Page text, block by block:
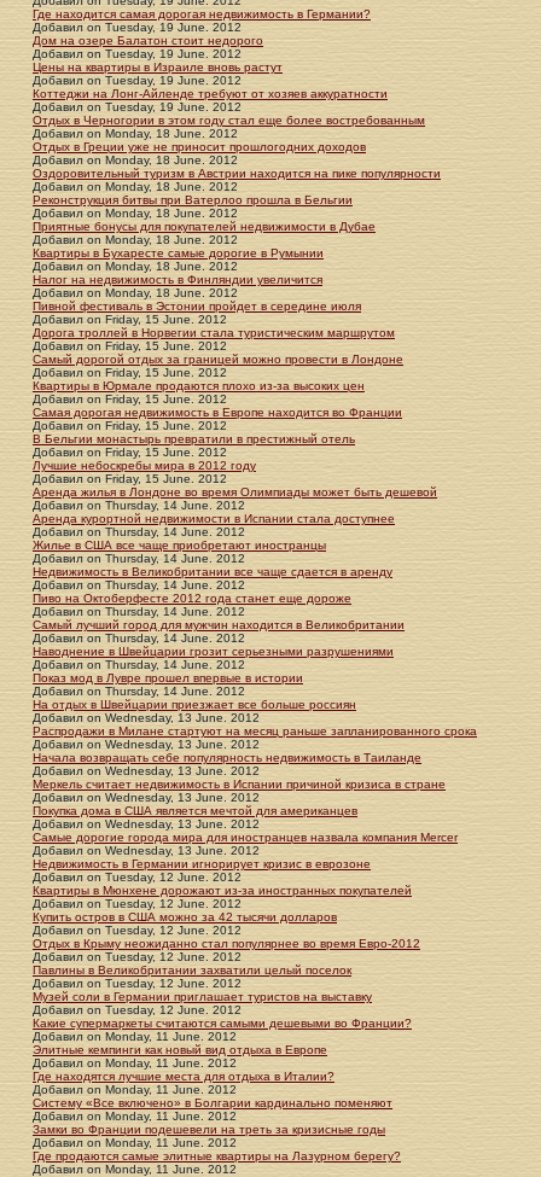
Где находится самая дорогая недвижимость в Германии?
Добавил on Tuesday, 19 June. 2012
Дом на озере Балатон стоит недорого
Добавил on Tuesday, 19 June. 2012
Цены на квартиры в Израиле вновь растут
Добавил on Tuesday, 19 June. 2012
Коттеджи на Лонг-Айленде требуют от хозяев аккуратности
Добавил on Tuesday, 19 June. 2012
Отдых в Черногории в этом году стал еще более востребованным
Добавил on Monday, 18 June. 2012
Отдых в Греции уже не приносит прошлогодних доходов
Добавил on Monday, 18 June. 2012
Оздоровительный туризм в Австрии находится на пике популярности
Добавил on Monday, 18 June. 2012
Реконструкция битвы при Ватерлоо прошла в Бельгии
Добавил on Monday, 18 June. 2012
Приятные бонусы для покупателей недвижимости в Дубае
Добавил on Monday, 18 June. 2012
Квартиры в Бухаресте самые дорогие в Румынии
Добавил on Monday, 18 June. 2012
Налог на недвижимость в Финляндии увеличится
Добавил on Monday, 18 June. 2012
Пивной фестиваль в Эстонии пройдет в середине июля
Добавил on Friday, 15 June. 2012
Дорога троллей в Норвегии стала туристическим маршрутом
Добавил on Friday, 15 June. 2012
Самый дорогой отдых за границей можно провести в Лондоне
Добавил on Friday, 15 June. 2012
Квартиры в Юрмале продаются плохо из-за высоких цен
Добавил on Friday, 15 June. 2012
Самая дорогая недвижимость в Европе находится во Франции
Добавил on Friday, 15 June. 2012
В Бельгии монастырь превратили в престижный отель
Добавил on Friday, 15 June. 2012
Лучшие небоскребы мира в 2012 году
Добавил on Friday, 15 June. 2012
Аренда жилья в Лондоне во время Олимпиады может быть дешевой
Добавил on Thursday, 14 June. 2012
Аренда курортной недвижимости в Испании стала доступнее
Добавил on Thursday, 14 June. 2012
Жилье в США все чаще приобретают иностранцы
Добавил on Thursday, 14 June. 2012
Недвижимость в Великобритании все чаще сдается в аренду
Добавил on Thursday, 14 June. 2012
Пиво на Октоберфесте 2012 года станет еще дороже
Добавил on Thursday, 14 June. 2012
Самый лучший город для мужчин находится в Великобритании
Добавил on Thursday, 14 June. 2012
Наводнение в Швейцарии грозит серьезными разрушениями
Добавил on Thursday, 14 June. 2012
Показ мод в Лувре прошел впервые в истории
Добавил on Thursday, 14 June. 2012
На отдых в Швейцарии приезжает все больше россиян
Добавил on Wednesday, 13 June. 2012
Распродажи в Милане стартуют на месяц раньше запланированного срока
Добавил on Wednesday, 13 June. 2012
Начала возвращать себе популярность недвижимость в Таиланде
Добавил on Wednesday, 13 June. 2012
Меркель считает недвижимость в Испании причиной кризиса в стране
Добавил on Wednesday, 13 June. 2012
Покупка дома в США является мечтой для американцев
Добавил on Wednesday, 13 June. 2012
Самые дорогие города мира для иностранцев назвала компания Mercer
Добавил on Wednesday, 13 June. 2012
Недвижимость в Германии игнорирует кризис в еврозоне
Добавил on Tuesday, 12 June. 2012
Квартиры в Мюнхене дорожают из-за иностранных покупателей
Добавил on Tuesday, 12 June. 2012
Купить остров в США можно за 42 тысячи долларов
Добавил on Tuesday, 12 June. 2012
Отдых в Крыму неожиданно стал популярнее во время Евро-2012
Добавил on Tuesday, 12 June. 2012
Павлины в Великобритании захватили целый поселок
Добавил on Tuesday, 12 June. 2012
Музей соли в Германии приглашает туристов на выставку
Добавил on Tuesday, 12 June. 2012
Какие супермаркеты считаются самыми дешевыми во Франции?
Добавил on Monday, 11 June. 2012
Элитные кемпинги как новый вид отдыха в Европе
Добавил on Monday, 11 June. 2012
Где находятся лучшие места для отдыха в Италии?
Добавил on Monday, 11 June. 2012
Систему «Все включено» в Болгарии кардинально поменяют
Добавил on Monday, 11 June. 2012
Замки во Франции подешевели на треть за кризисные годы
Добавил on Monday, 11 June. 2012
Где продаются самые элитные квартиры на Лазурном берегу?
Добавил on Monday, 11 June. 2012